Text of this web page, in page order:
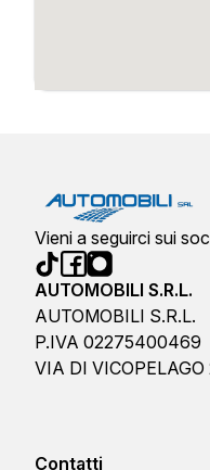
Vieni a seguirci sui
AUTOMOBILI S.R.L.
AUTOMOBILI S.R.L.
P.IVA 02275400469
VIA DI
Contatti